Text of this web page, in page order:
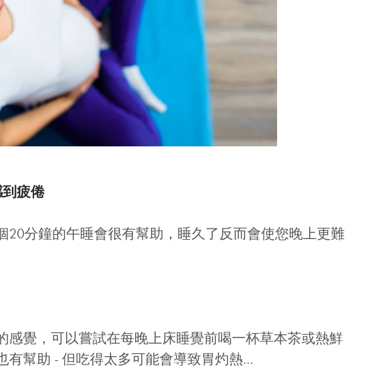
疲倦
20分鐘的午睡會很有幫助，睡久了反而會使您晚上更難
感覺，可以嘗試在每晚上床睡覺前喝一杯草本茶或熱鮮
有幫助 - 但吃得太多可能會導致胃灼熱…
種家居風格，爲提升
房格調和空間感而